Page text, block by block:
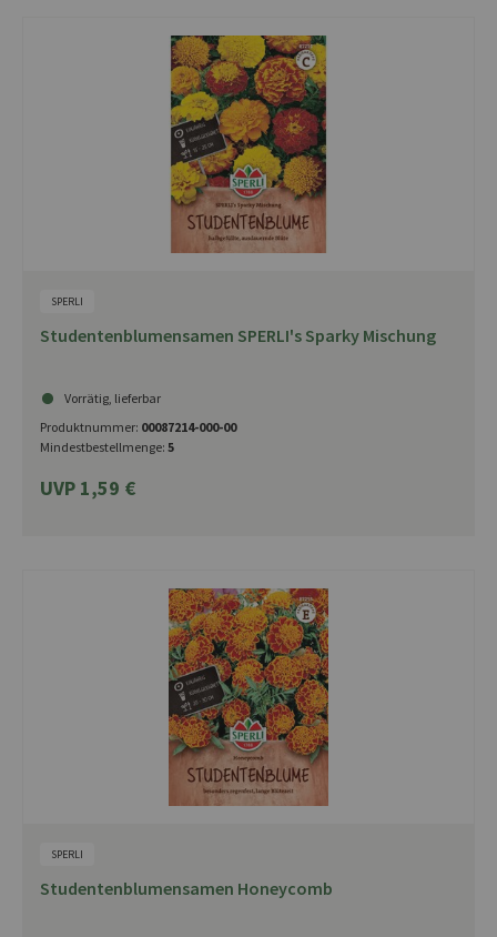
SPERLI
Studentenblumensamen SPERLI's Sparky Mischung
Vorrätig, lieferbar
Produktnummer: 00087214-000-00
Mindestbestellmenge: 5
UVP 1,59 €
SPERLI
Studentenblumensamen Honeycomb